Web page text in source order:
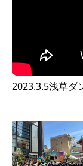
2023.3.5浅草ダ